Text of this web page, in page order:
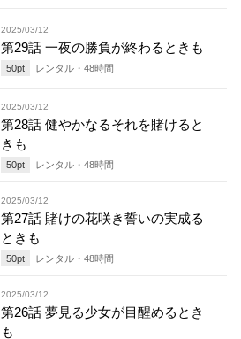
2025/03/12
第29話 一夜の勝負が終わるときも
50pt レンタル・ 48時間
2025/03/12
第28話 健やかなるそれを賭けると
きも
50pt レンタル・ 48時間
2025/03/12
第27話 賭けの花咲き誓いの実成る
ときも
50pt レンタル・ 48時間
2025/03/12
第26話 夢見る少女が目醒めるとき
も